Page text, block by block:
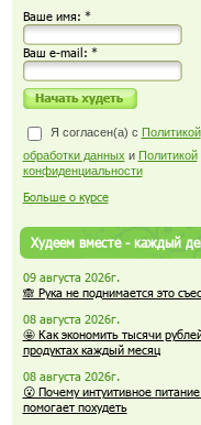
Ваше имя: *
Ваш е-mail: *
Я согласен(а) с Политикой
обработки данных и Политикой
конфиденциальности
Больше о курсе
Худеем вместе - каждый
09 августа 2026г.
🙈 Рука не поднимается это
08 августа 2026г.
🤩 Как экономить тысячи
продуктах каждый месяц
08 августа 2026г.
😮 Почему интуитивное
помогает похудеть